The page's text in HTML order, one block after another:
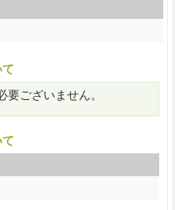
要ございません。